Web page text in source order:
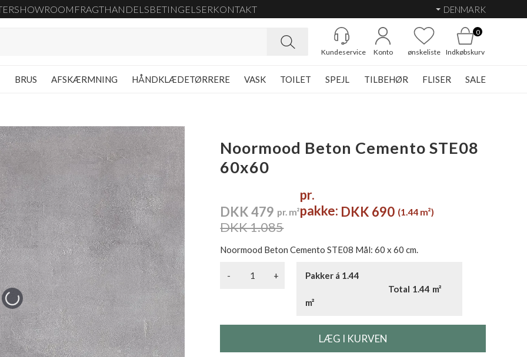
SHOWROOM FRAGTHANDELSBETINGELSERKONTAKT DENMARK
Kundeservice Konto ønskeliste
0
Indkøbskurv
BRUS AFSKÆRMNING HÅNDKLÆDETØRRERE VASK TOILET SPEJL TILBEHØR FLISER SALE
Noormood Beton Cemento STE08
60x60
DKK 479 pr. m²
pr.
pakke: DKK 690 (1.44 m²)
DKK 1.085
Noormood Beton Cemento STE08 Mål: 60 x 60 cm.
- + Pakker á 1.44
m²
Total 1.44 m²